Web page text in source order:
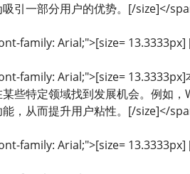
引一部分用户的优势。[/size]</
family: Arial;">[size=
family: Arial;">[size= 13.3333px]
些特定领域找到发展机会。例如
，从而提升用户粘性。[/size]</
family: Arial;">[size=